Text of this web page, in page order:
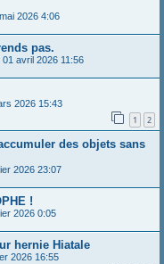
2026 4:06
pas.
avril 2026 11:56
2026 15:43
1 2
des objets sans
2026 23:07
!
2026 0:05
hernie Hiatale
2026 16:55